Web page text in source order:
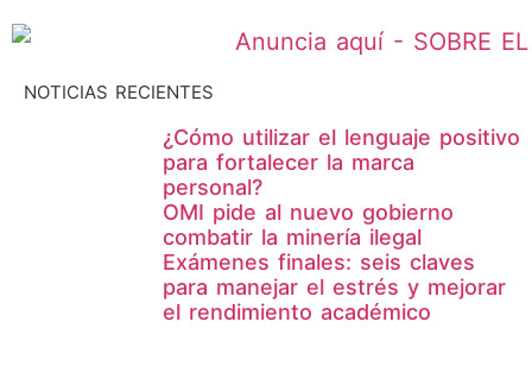
NOTICIAS RECIENTES
¿Cómo utilizar el lenguaje positivo
para fortalecer la marca
personal?
OMI pide al nuevo gobierno
combatir la minería ilegal
Exámenes finales: seis claves
para manejar el estrés y mejorar
el rendimiento académico